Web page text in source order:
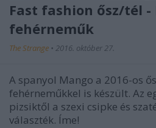
Fast fashion ősz/tél -
fehérneműk
The Strange • 2016. október 27.
A spanyol Mango a 2016-os
fehérneműkkel is készült. Az
pizsiktől a szexi csipke és
választék. Íme!